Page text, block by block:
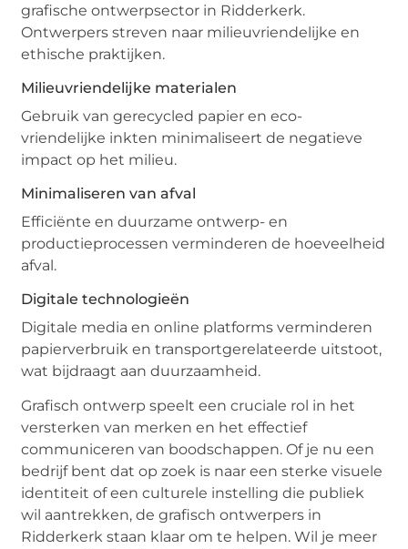
grafische ontwerpsector in Ridderkerk.
Ontwerpers streven naar milieuvriendelijke en
ethische praktijken.
Milieuvriendelijke materialen
Gebruik van gerecycled papier en eco-
vriendelijke inkten minimaliseert de negatieve
impact op het milieu.
Minimaliseren van afval
Efficiënte en duurzame ontwerp- en
productieprocessen verminderen de hoeveelheid
afval.
Digitale technologieën
Digitale media en online platforms verminderen
papierverbruik en transportgerelateerde uitstoot,
wat bijdraagt aan duurzaamheid.
Grafisch ontwerp speelt een cruciale rol in het
versterken van merken en het effectief
communiceren van boodschappen. Of je nu een
bedrijf bent dat op zoek is naar een sterke visuele
identiteit of een culturele instelling die publiek
wil aantrekken, de grafisch ontwerpers in
Ridderkerk staan klaar om te helpen. Wil je meer